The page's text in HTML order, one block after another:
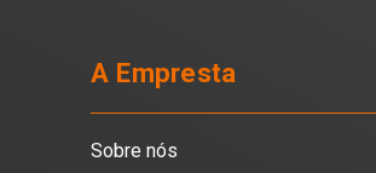
A Empresta
Sobre nós